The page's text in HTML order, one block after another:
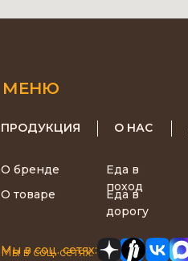
МЕНЮ
Мы в соц. сетях:
Мы в соц. сетях:
Еда в
дорогу
Еда в
поход
О товаре
О бренде
О НАС
ПРОДУКЦИЯ